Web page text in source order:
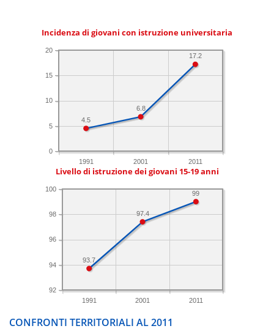
Incidenza di giovani con istruzione universitaria
1991 2001 2011
0
5
10
15
20
17.2
6.8
4.5
Livello di istruzione dei giovani 15-19 anni
1991 2001 2011
92
94
96
98
100
99
97.4
93.7
CONFRONTI TERRITORIALI AL 2011